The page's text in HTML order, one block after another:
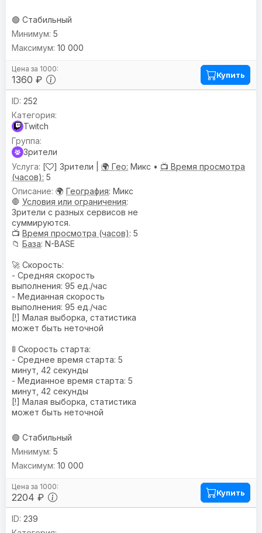
🟢 Стабильный
1360 ₽
5
10 000
Купить
252
Twitch
Зрители
[
] Зрители | 🌍 Гео: Микс • 📺 Время просмотра
(часов): 5
🌍 География: Микс
🛑 Условия или ограничения:
Зрители с разных сервисов не
суммируются.
📺 Время просмотра (часов): 5
📁 База: N-BASE
🚀 Скорость:
- Средняя скорость
выполнения: 95 ед./час
- Медианная скорость
выполнения: 95 ед./час
[!] Малая выборка, статистика
может быть неточной
🚦 Скорость старта:
- Среднее время старта: 5
минут, 42 секунды
- Медианное время старта: 5
минут, 42 секунды
[!] Малая выборка, статистика
может быть неточной
🟢 Стабильный
2204 ₽
5
10 000
Купить
239